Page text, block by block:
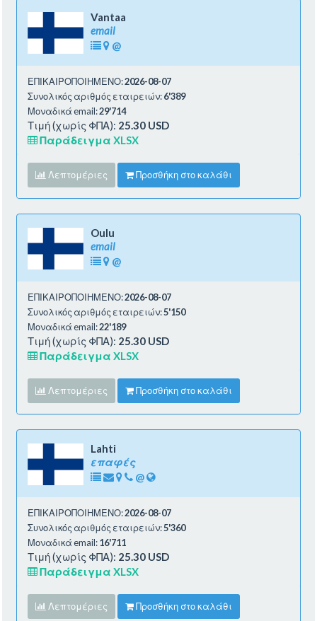
Vantaa
email
@
ΕΠΙΚΑΙΡΟΠΟΙΗΜΕΝΟ:2026-08-07
Συνολικός αριθμός εταιρειών:6'389
Μοναδικά email:29'714
Τιμή (χωρίς ΦΠΑ): 25.30 USD
Παράδειγμα XLSX
Λεπτομέριες Προσθήκη στο καλάθι
Oulu
email
@
ΕΠΙΚΑΙΡΟΠΟΙΗΜΕΝΟ:2026-08-07
Συνολικός αριθμός εταιρειών:5'150
Μοναδικά email:22'189
Τιμή (χωρίς ΦΠΑ): 25.30 USD
Παράδειγμα XLSX
Λεπτομέριες Προσθήκη στο καλάθι
Lahti
επαφές
@
ΕΠΙΚΑΙΡΟΠΟΙΗΜΕΝΟ:2026-08-07
Συνολικός αριθμός εταιρειών:5'360
Μοναδικά email:16'711
Τιμή (χωρίς ΦΠΑ): 25.30 USD
Παράδειγμα XLSX
Λεπτομέριες Προσθήκη στο καλάθι